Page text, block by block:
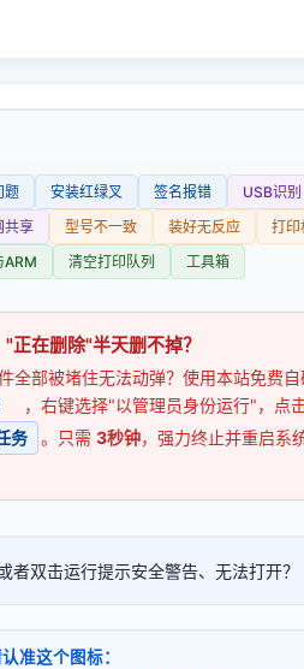
题 安装红绿叉 签名报错
USB识别
共享
型号不一致 装好无反应
打印
ARM
清空打印队列 工具箱
正在删除"半天删不掉？
全部被堵住无法动弹？使用本站免费
，右键选择"以管理员身份运行"，点
务
。只需 3秒钟，强力终止并重启系
者双击运行提示安全警告、无法打开？
准这个图标：